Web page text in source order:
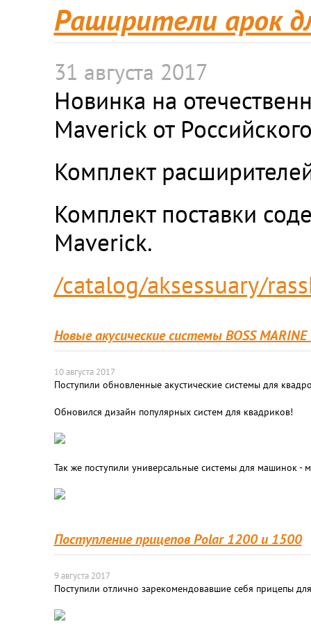
Раширители арок
31 августа 2017
Новинка на
Maverick от
Комплект
Комплект поставки
Maverick.
/catalog/aksessuary/
Новые акусические системы BOSS MARINE
10 августа 2017
Поступили обновленные акустические системы для
Обновился дизайн популярных систем для квадриков!
Так же поступили универсальные системы для машинок
Поступление прицепов Polar 1200 и 1500
9 августа 2017
Поступили отлично зарекомендовавшие себя прицепы